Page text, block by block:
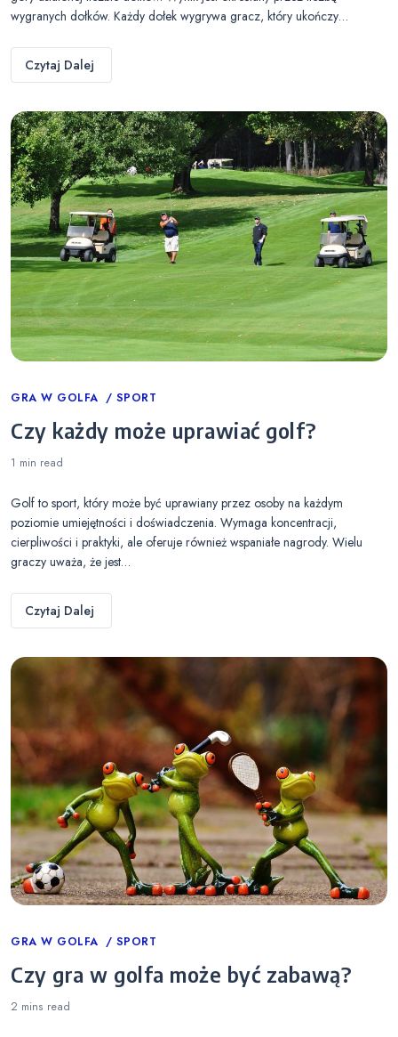
wygranych dołków. Każdy dołek wygrywa gracz, który ukończy…
Czytaj Dalej
Categories
GRA W GOLFA SPORT
Czy każdy może uprawiać golf?
1 min read
Golf to sport, który może być uprawiany przez osoby na każdym
poziomie umiejętności i doświadczenia. Wymaga koncentracji,
cierpliwości i praktyki, ale oferuje również wspaniałe nagrody. Wielu
graczy uważa, że jest…
Czytaj Dalej
Categories
GRA W GOLFA SPORT
Czy gra w golfa może być zabawą?
2 mins read